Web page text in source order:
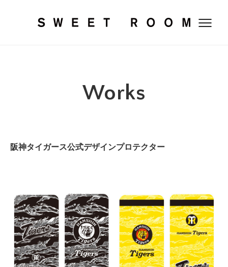
Works
阪神タイガース公式デザインプロテクター